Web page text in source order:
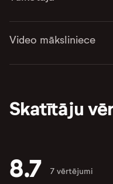
Video māksliniece
Skatītāju
8.7 7 vērtējumi